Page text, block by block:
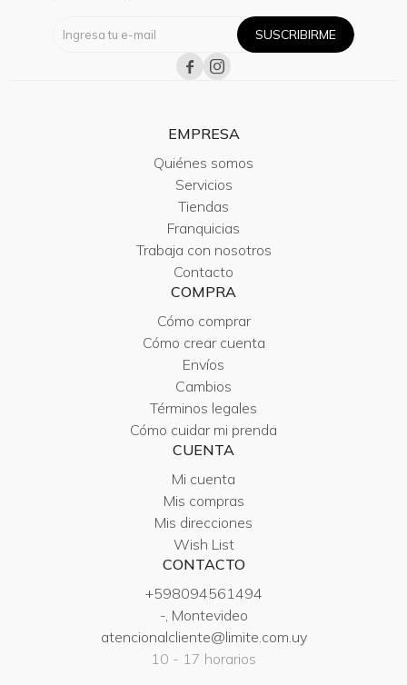
SUSCRIBIRME
 
EMPRESA
Quiénes somos
Servicios
Tiendas
Franquicias
Trabaja con nosotros
Contacto
COMPRA
Cómo comprar
Cómo crear cuenta
Envíos
Cambios
Términos legales
Cómo cuidar mi prenda
CUENTA
Mi cuenta
Mis compras
Mis direcciones
Wish List
CONTACTO
+598094561494
-, Montevideo
atencionalcliente@limite.com.uy
10 - 17 horarios